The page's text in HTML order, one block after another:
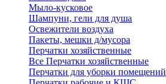
Мыло-кусковое
Шампуни, гели для душа
Освежители воздуха
Пакеты, мешки д/мусора
Перчатки хозяйственные
Все Перчатки хозяйственные
Перчатки для уборки помещений